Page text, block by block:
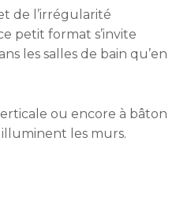
de l’irrégularité
petit format s’invite
les salles de bain qu’en
ou encore à bâton
les murs.